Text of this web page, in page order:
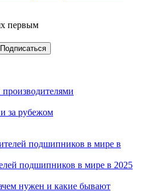
первым
за рубежом
подшипников в мире в 2025